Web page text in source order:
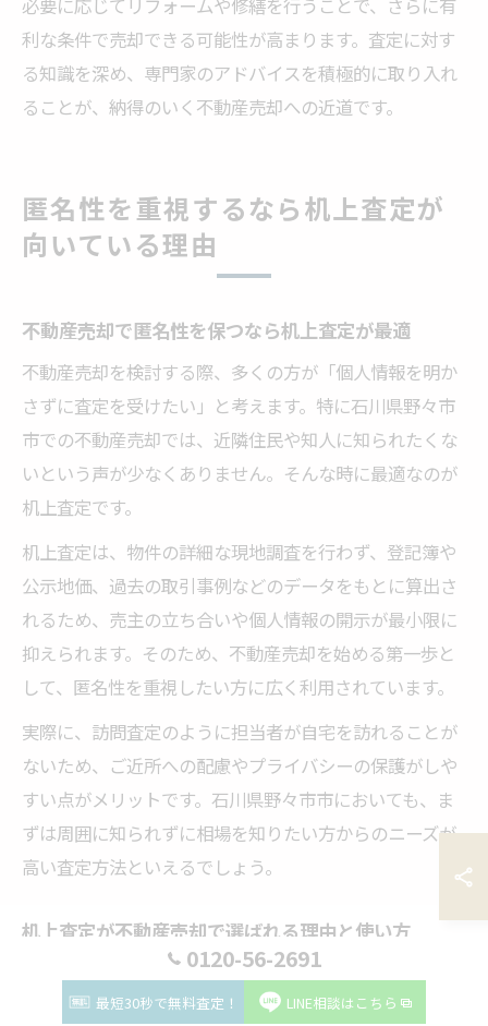
必要に応じてリフォームや修繕を行うことで、さらに有
利な条件で売却できる可能性が高まります。査定に対す
る知識を深め、専門家のアドバイスを積極的に取り入れ
ることが、納得のいく不動産売却への近道です。
匿名性を重視するなら机上査定が
向いている理由
不動産売却で匿名性を保つなら机上査定が最適
不動産売却を検討する際、多くの方が「個人情報を明か
さずに査定を受けたい」と考えます。特に石川県野々市
市での不動産売却では、近隣住民や知人に知られたくな
いという声が少なくありません。そんな時に最適なのが
机上査定です。
机上査定は、物件の詳細な現地調査を行わず、登記簿や
公示地価、過去の取引事例などのデータをもとに算出さ
れるため、売主の立ち合いや個人情報の開示が最小限に
抑えられます。そのため、不動産売却を始める第一歩と
して、匿名性を重視したい方に広く利用されています。
実際に、訪問査定のように担当者が自宅を訪れることが
ないため、ご近所への配慮やプライバシーの保護がしや
すい点がメリットです。石川県野々市市においても、ま
ずは周囲に知られずに相場を知りたい方からのニーズが
高い査定方法といえるでしょう。
机上査定が不動産売却で選ばれる理由と使い方
机上査定が不動産売却で選ばれる主な理由は、手軽さと
スピード、そして匿名性の高さです。特に忙しい方や、
0120-56-2691
最短30秒で無料査定！ LINE相談はこちら